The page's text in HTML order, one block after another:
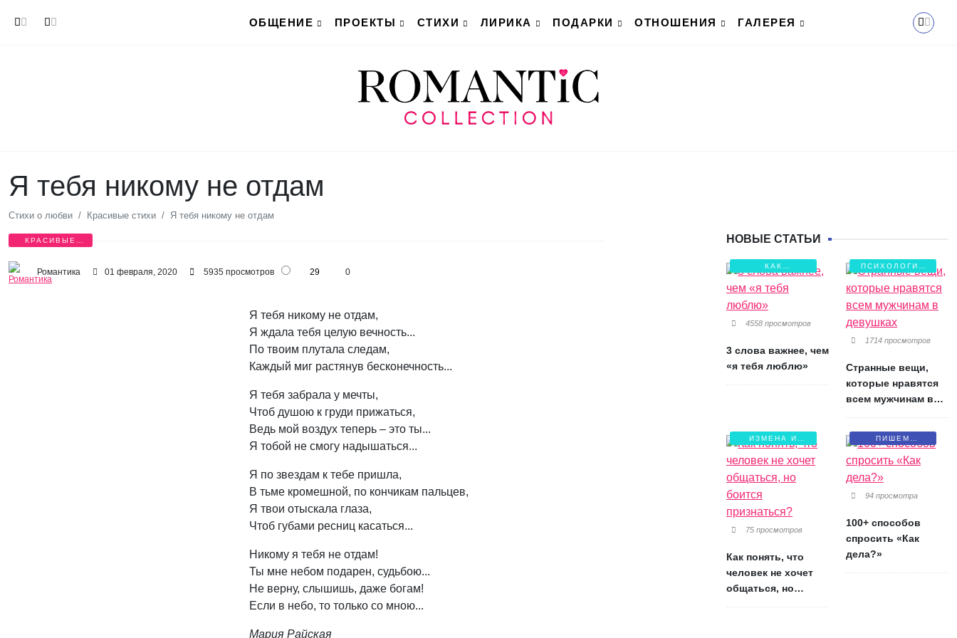
ОБЩЕНИЕ
ПРОЕКТЫ СТИХИ ЛИРИКА ПОДАРКИ ОТНОШЕНИЯ ГАЛЕРЕЯ
Я тебя никому не отдам
Стихи о любви Красивые стихи Я тебя никому не отдам
КРАСИВЫЕ
Романтика 01 февраля, 2020 5935 просмотров 29 0
Я тебя никому не отдам,
Я ждала тебя целую вечность...
По твоим плутала следам,
Каждый миг растянув бесконечность...
Я тебя забрала у мечты,
Чтоб душою к груди прижаться,
Ведь мой воздух теперь – это ты...
Я тобой не смогу надышаться...
Я по звездам к тебе пришла,
В тьме кромешной, по кончикам пальцев,
Я твои отыскала глаза,
Чтоб губами ресниц касаться...
Никому я тебя не отдам!
Ты мне небом подарен, судьбою...
Не верну, слышишь, даже богам!
Если в небо, то только со мною...
Мария Райская
НОВЫЕ СТАТЬИ
КАК
СОХРАНИТЬ
ЛЮБОВЬ?
4558 просмотров
3 слова важнее, чем
«я тебя люблю»
ПСИХОЛОГИЯ
ЛЮБВИ
1714 просмотров
Странные вещи,
которые нравятся
всем мужчинам в
ИЗМЕНА И
БОЛЬ
75 просмотров
Как понять, что
человек не хочет
общаться, но
ПИШЕМ
ПИСЬМА
94 просмотра
100+ способов
спросить «Как
дела?»